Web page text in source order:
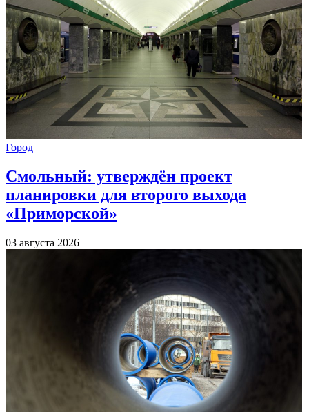
Город
Смольный: утверждён проект
планировки для второго выхода
«Приморской»
03 августа 2026